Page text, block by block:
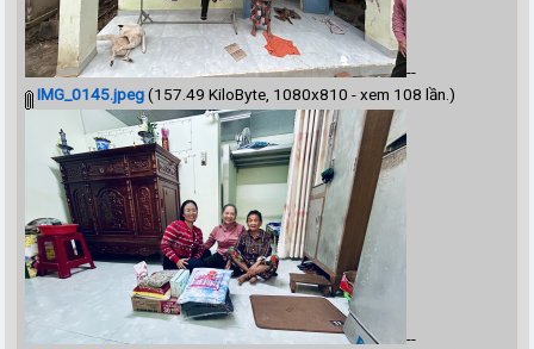
--
IMG_0145.jpeg(157.49 KiloByte, 1080x810 - xem 108 lần.)
--